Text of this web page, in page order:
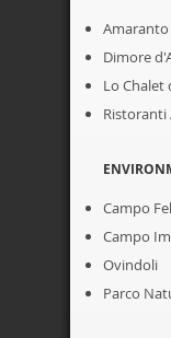
Amaranto
Dimore
Lo Chalet
Ristoranti
Campo
Campo
Ovindoli
Parco